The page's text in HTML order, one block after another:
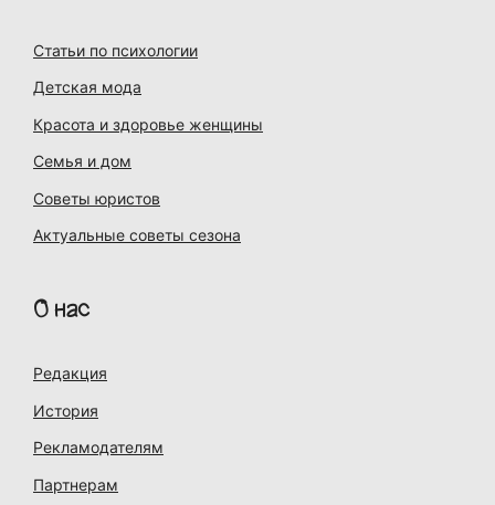
Статьи по психологии
Детская мода
Красота и здоровье женщины
Семья и дом
Советы юристов
Актуальные советы сезона
О нас
Редакция
История
Рекламодателям
Партнерам